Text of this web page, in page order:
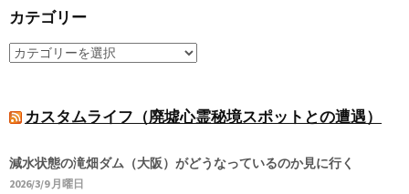
カテゴリー
カスタムライフ（廃墟心霊秘境スポットとの遭遇）
減水状態の滝畑ダム（大阪）がどうなっているのか見に行く
2026/3/9 月曜日